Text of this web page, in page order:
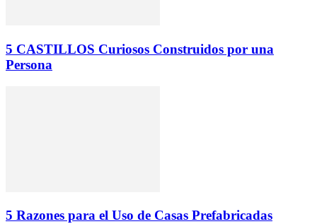
5 CASTILLOS Curiosos Construidos por una
Persona
5 Razones para el Uso de Casas Prefabricadas